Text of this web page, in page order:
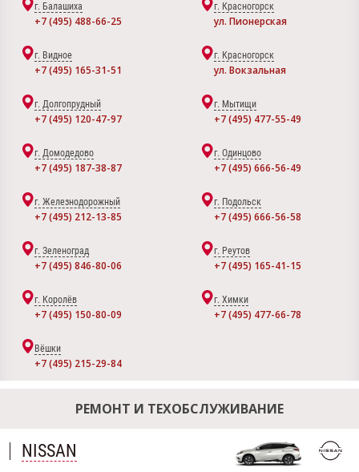
г. Балашиха
+7 (495) 488-66-25
г. Красногорск
ул. Пионерская
г. Видное
+7 (495) 165-31-51
г. Красногорск
ул. Вокзальная
г. Долгопрудный
+7 (495) 120-47-97
г. Мытищи
+7 (495) 477-55-49
г. Домодедово
+7 (495) 187-38-87
г. Одинцово
+7 (495) 666-56-49
г. Железнодорожный
+7 (495) 212-13-85
г. Подольск
+7 (495) 666-56-58
г. Зеленоград
+7 (495) 846-80-06
г. Реутов
+7 (495) 165-41-15
г. Королёв
+7 (495) 150-80-09
г. Химки
+7 (495) 477-66-78
Вёшки
+7 (495) 215-29-84
РЕМОНТ И ТЕХОБСЛУЖИВАНИЕ
NISSAN